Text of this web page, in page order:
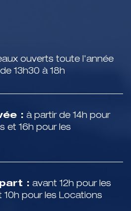
ouverts toute l'année
13h30 à 18h
: à partir de 14h pour
et 16h pour les
: avant 12h pour les
10h pour les Locations